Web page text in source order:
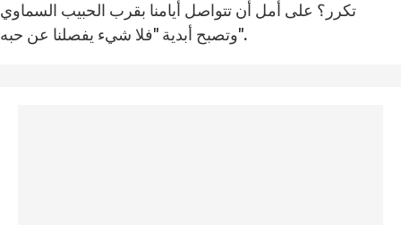
تكرر؟ على أمل أن تتواصل أيامنا بقرب الحبيب السماوي
وتصبح أبدية "فلا شيء يفصلنا عن حبه".